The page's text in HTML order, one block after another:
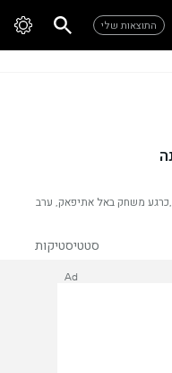
התוצאות שלי
שחקן כדורגל ,כרגע משחק באל אתיפאק, ערב
סטטיסטיקות
Ad